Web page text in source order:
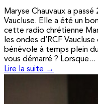
Maryse Chauvaux a
Vaucluse. Elle a été un
cette radio chrétienne
les ondes d’RCF
bénévole à temps plein
vous démarré ? Lorsque...
Lire la suite →